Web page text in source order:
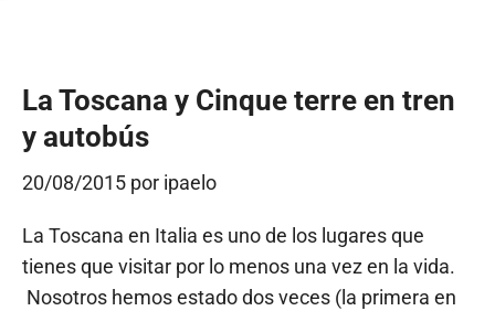
La Toscana y Cinque terre en tren
y autobús
20/08/2015 por ipaelo
La Toscana en Italia es uno de los lugares que
tienes que visitar por lo menos una vez en la vida.
Nosotros hemos estado dos veces (la primera en